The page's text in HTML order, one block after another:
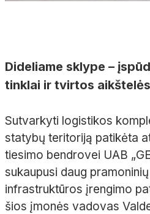
Dideliame sklype –
tinklai ir tvirtos aikštelės
Sutvarkyti logistikos
statybų teritoriją patikėta
tiesimo bendrovei UAB
sukaupusi daug
infrastruktūros įrengimo
šios įmonės vadovas